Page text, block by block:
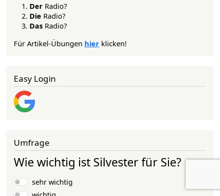
Der Radio?
Die Radio?
Das Radio?
Für Artikel-Übungen hier klicken!
Easy Login
Umfrage
Wie wichtig ist Silvester für Sie?
Auswahlmöglichkeiten
sehr wichtig